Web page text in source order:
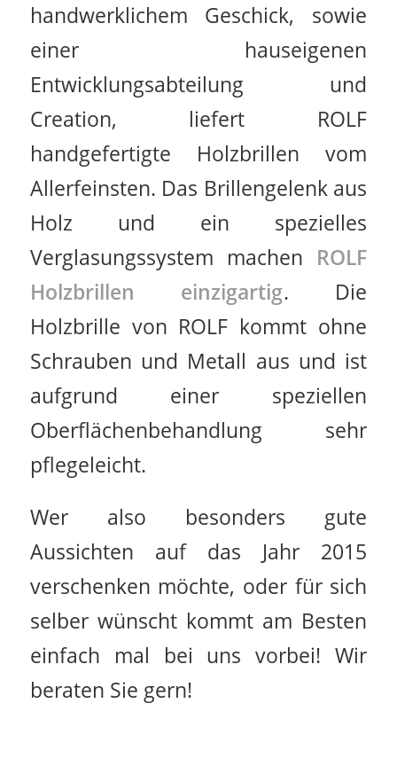
handwerklichem Geschick, sowie
einer hauseigenen
Entwicklungsabteilung und
Creation, liefert ROLF
handgefertigte Holzbrillen vom
Allerfeinsten. Das Brillengelenk aus
Holz und ein spezielles
Verglasungssystem machen ROLF
Holzbrillen einzigartig. Die
Holzbrille von ROLF kommt ohne
Schrauben und Metall aus und ist
aufgrund einer speziellen
Oberflächenbehandlung sehr
pflegeleicht.
Wer also besonders gute
Aussichten auf das Jahr 2015
verschenken möchte, oder für sich
selber wünscht kommt am Besten
einfach mal bei uns vorbei! Wir
beraten Sie gern!